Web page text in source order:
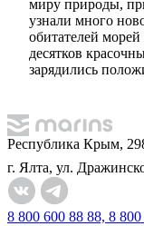
миру природы,
узнали много
обитателей морей
десятков
зарядились
Республика Крым,
г. Ялта, ул.
8 800 600 88 88, 8